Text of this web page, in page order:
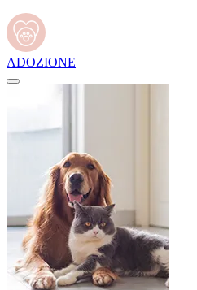
ADOZIONE